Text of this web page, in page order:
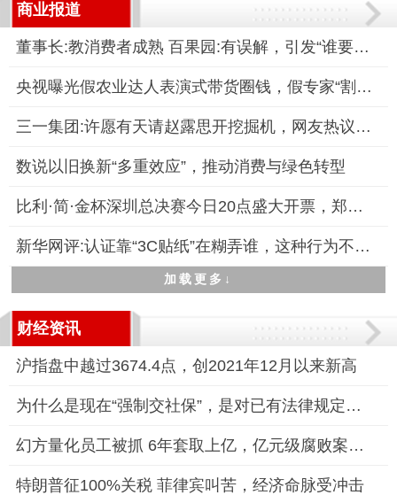
商业报道
董事长:教消费者成熟 百果园:有误解，引发“谁要你教育”等质疑
央视曝光假农业达人表演式带货圈钱，假专家“割韭菜”坑农骗局被
三一集团:许愿有天请赵露思开挖掘机，网友热议“露思老师”新职
数说以旧换新“多重效应”，推动消费与绿色转型
比利·简·金杯深圳总决赛今日20点盛大开票，郑洁担任赛事推广大
新华网评:认证靠“3C贴纸”在糊弄谁，这种行为不仅严重扰乱了市
加载更多↓
财经资讯
沪指盘中越过3674.4点，创2021年12月以来新高
为什么是现在“强制交社保”，是对已有法律规定的落实和强化
幻方量化员工被抓 6年套取上亿，亿元级腐败案曝光
特朗普征100%关税 菲律宾叫苦，经济命脉受冲击